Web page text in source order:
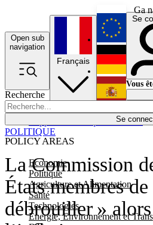
Ga
Open sub
navigation
Recherche
Se
POLICY AREAS
Economie
Politique
Agriculture et Alimentation
Santé
Technologies
Energie, Environnement et
Économie
Français
English
Deutsch
Se
Vous
La Commission
États membres de
débrouiller »
POLITIQUE